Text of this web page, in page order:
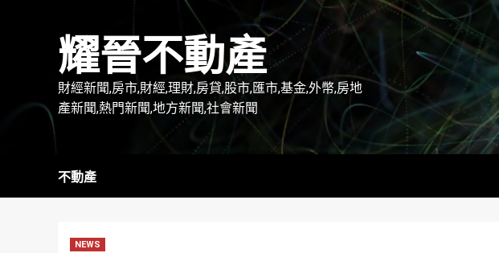
耀晉不動產
財經新聞,房市,財經,理財,房貸,股市,匯市,基金,外幣,房地
產新聞,熱門新聞,地方新聞,社會新聞
不動產
NEWS